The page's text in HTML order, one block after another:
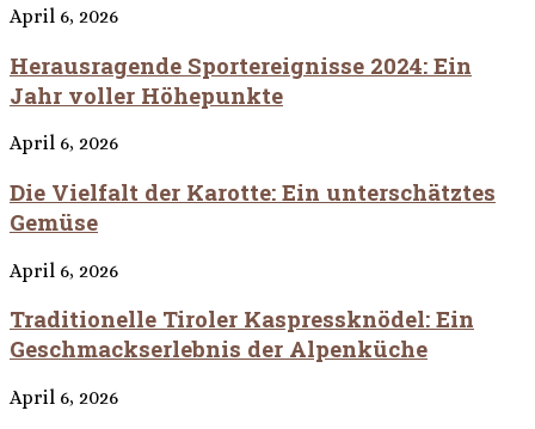
April 6, 2026
Herausragende Sportereignisse 2024: Ein
Jahr voller Höhepunkte
April 6, 2026
Die Vielfalt der Karotte: Ein unterschätztes
Gemüse
April 6, 2026
Traditionelle Tiroler Kaspressknödel: Ein
Geschmackserlebnis der Alpenküche
April 6, 2026